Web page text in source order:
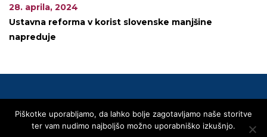
28. aprila, 2024
Ustavna reforma v korist slovenske manjšine
napreduje
© 2020 SLOVENSKA SKUPNOST
Piškotke uporabljamo, da lahko bolje zagotavljamo naše storitve
ter vam nudimo najboljšo možno uporabniško izkušnjo.